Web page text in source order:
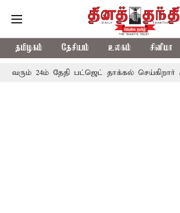
தமிழகம் தேசியம் உலகம் சினிமா
தேதி பட்ஜெட் தாக்கல் செய்கிறார் முதல்-